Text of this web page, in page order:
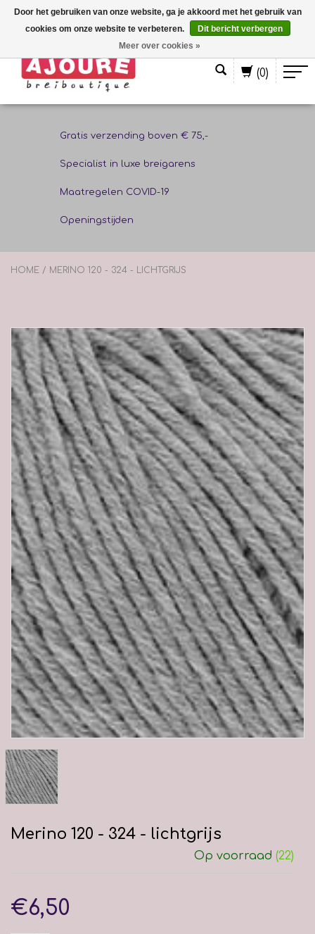
(0)
Gratis verzending boven € 75,-
Specialist in luxe breigarens
Maatregelen COVID-19
Openingstijden
HOME / MERINO 120 - 324 - LICHTGRIJS
Merino 120 - 324 - lichtgrijs
Op voorraad (22)
€6,50
Door het gebruiken van onze website, ga je akkoord met het gebruik van
cookies om onze website te verbeteren.
Dit bericht verbergen
Meer over cookies »